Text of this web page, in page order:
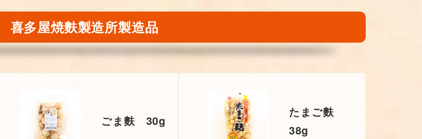
喜多屋焼麩製造所製造品
ごま麩 30g
たまご麩
38g